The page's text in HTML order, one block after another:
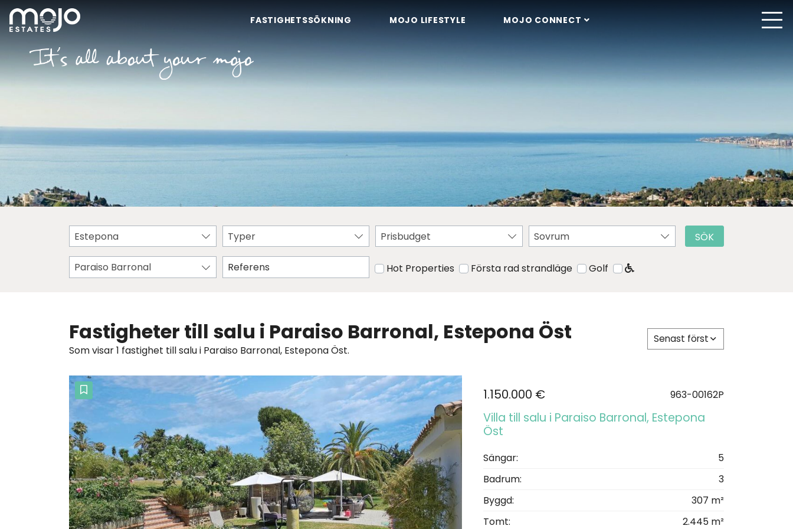
FASTIGHETSSÖKNING MOJO LIFESTYLE MOJO CONNECT
Estepona Typer Prisbudget Sovrum
Paraiso Barronal Hot Properties Första rad strandläge Golf
SÖK
Fastigheter till salu i Paraiso Barronal, Estepona Öst
Som visar 1 fastighet till salu i Paraiso Barronal, Estepona Öst.
Senast först
1.150.000 € 963-00162P
Villa till salu i Paraiso Barronal, Estepona
Öst
Sängar:
5
Badrum:
3
Byggd:
307 m²
Tomt:
2.445 m²